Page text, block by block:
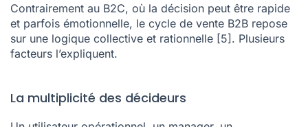
Contrairement au B2C, où la décision peut être rapide
et parfois émotionnelle, le cycle de vente B2B repose
sur une logique collective et rationnelle [5]. Plusieurs
facteurs l’expliquent.
La multiplicité des décideurs